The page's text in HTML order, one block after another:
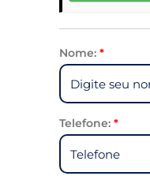
Nome: *
Telefone: *